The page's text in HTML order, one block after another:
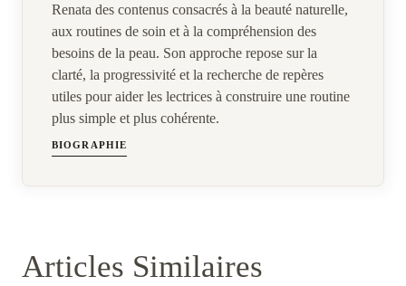
Renata des contenus consacrés à la beauté naturelle,
aux routines de soin et à la compréhension des
besoins de la peau. Son approche repose sur la
clarté, la progressivité et la recherche de repères
utiles pour aider les lectrices à construire une routine
plus simple et plus cohérente.
BIOGRAPHIE
Articles Similaires